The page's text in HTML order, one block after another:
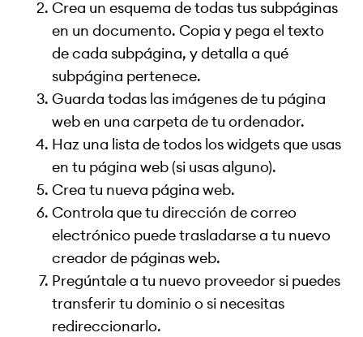
Crea un esquema de todas tus subpáginas
en un documento. Copia y pega el texto
de cada subpágina, y detalla a qué
subpágina pertenece.
Guarda todas las imágenes de tu página
web en una carpeta de tu ordenador.
Haz una lista de todos los widgets que usas
en tu página web (si usas alguno).
Crea tu nueva página web.
Controla que tu dirección de correo
electrónico puede trasladarse a tu nuevo
creador de páginas web.
Pregúntale a tu nuevo proveedor si puedes
transferir tu dominio o si necesitas
redireccionarlo.